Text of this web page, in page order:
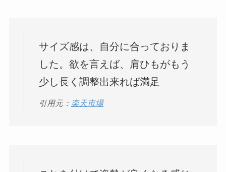
サイズ感は、自分に合っておりま
した。欲を言えば、肩ひもがもう
少し長く調整出来れば満足
引用元： 楽天市場